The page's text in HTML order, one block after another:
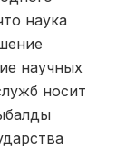
наука
научных
носит